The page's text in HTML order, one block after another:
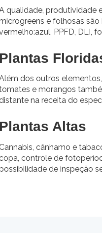
qualidade, produtividade
e folhosas
PPFD, DLI,
Plantas
dos outros
e morangos
na receita do
Plantas Altas
Cannabis, cânhamo e
controle de
de inspeção